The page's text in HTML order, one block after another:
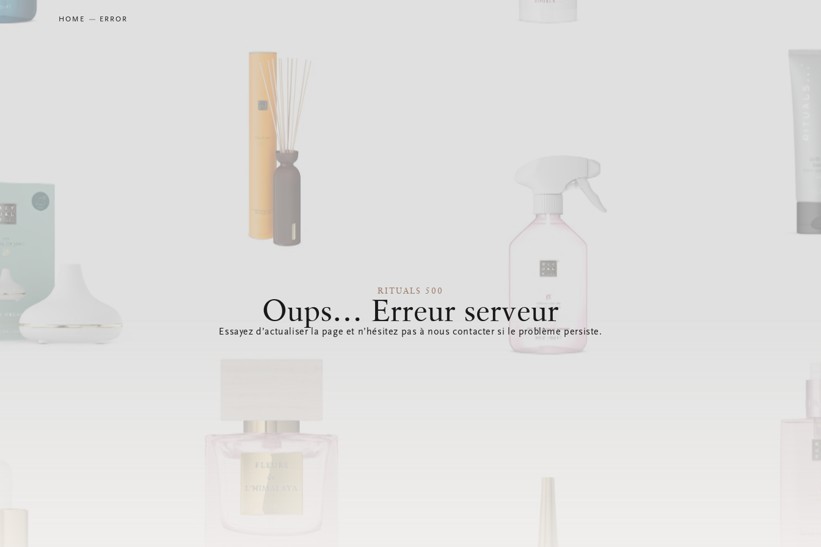
HOME ERROR
RITUALS 500
Oups… Erreur serveur
Essayez d’actualiser la page et n’hésitez pas à nous contacter si le problème persiste.